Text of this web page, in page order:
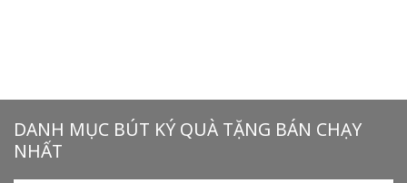
DANH MỤC BÚT KÝ QUÀ TẶNG BÁN CHẠY
NHẤT